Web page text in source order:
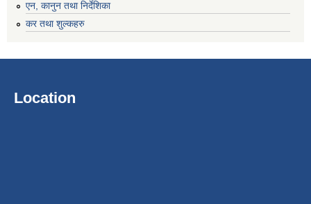
एन, कानुन तथा निर्देशिका
कर तथा शुल्कहरु
Location